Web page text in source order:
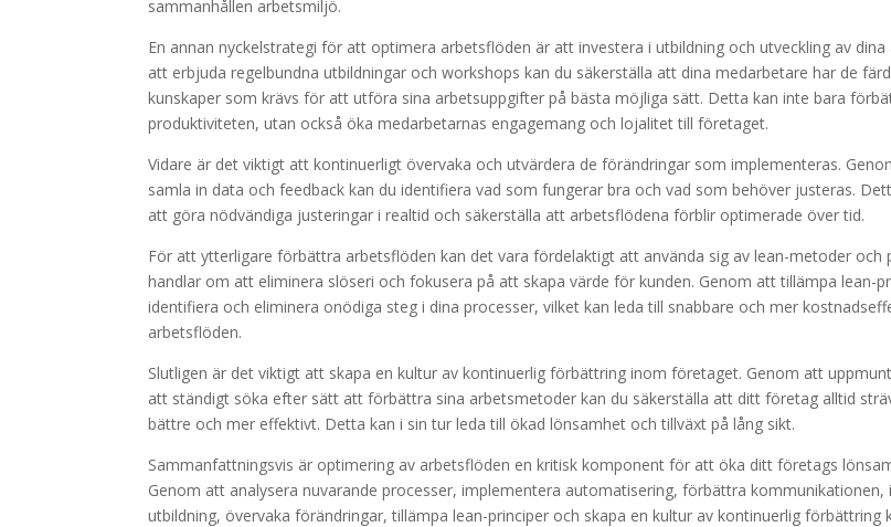
sammanhållen arbetsmiljö.
En annan nyckelstrategi för att optimera arbetsflöden är att investera i utbildning och utveckling av dina
att erbjuda regelbundna utbildningar och workshops kan du säkerställa att dina medarbetare har de
kunskaper som krävs för att utföra sina arbetsuppgifter på bästa möjliga sätt. Detta kan inte bara
produktiviteten, utan också öka medarbetarnas engagemang och lojalitet till företaget.
Vidare är det viktigt att kontinuerligt övervaka och utvärdera de förändringar som implementeras.
samla in data och feedback kan du identifiera vad som fungerar bra och vad som behöver justeras.
att göra nödvändiga justeringar i realtid och säkerställa att arbetsflödena förblir optimerade över tid.
För att ytterligare förbättra arbetsflöden kan det vara fördelaktigt att använda sig av lean-metoder och
handlar om att eliminera slöseri och fokusera på att skapa värde för kunden. Genom att tillämpa lean-
identifiera och eliminera onödiga steg i dina processer, vilket kan leda till snabbare och mer
arbetsflöden.
Slutligen är det viktigt att skapa en kultur av kontinuerlig förbättring inom företaget. Genom att
att ständigt söka efter sätt att förbättra sina arbetsmetoder kan du säkerställa att ditt företag alltid
bättre och mer effektivt. Detta kan i sin tur leda till ökad lönsamhet och tillväxt på lång sikt.
Sammanfattningsvis är optimering av arbetsflöden en kritisk komponent för att öka ditt företags
Genom att analysera nuvarande processer, implementera automatisering, förbättra kommunikationen,
utbildning, övervaka förändringar, tillämpa lean-principer och skapa en kultur av kontinuerlig förbättring